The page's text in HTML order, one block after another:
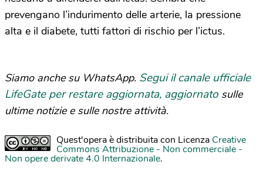
prevengano l’indurimento delle arterie, la pressione
alta e il diabete, tutti fattori di rischio per l’ictus.
Siamo anche su WhatsApp. Segui il canale ufficiale
LifeGate per restare aggiornata, aggiornato sulle
ultime notizie e sulle nostre attività.
Quest'opera è distribuita con Licenza Creative
Commons Attribuzione - Non commerciale -
Non opere derivate 4.0 Internazionale.